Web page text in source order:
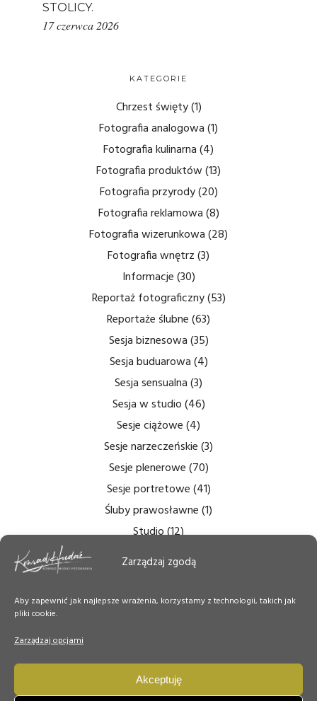
Zarządzaj zgodą
Aby zapewnić jak najlepsze wrażenia, korzystamy z technologii, takich jak
pliki cookie.
Zarządzaj opcjami
Akceptuję
STOLICY.
17 czerwca 2026
KATEGORIE
Chrzest święty(1)
Fotografia analogowa(1)
Fotografia kulinarna(4)
Fotografia produktów(13)
Fotografia przyrody(20)
Fotografia reklamowa(8)
Fotografia wizerunkowa(28)
Fotografia wnętrz(3)
Informacje(30)
Reportaż fotograficzny(53)
Reportaże ślubne(63)
Sesja biznesowa(35)
Sesja buduarowa(4)
Sesja sensualna(3)
Sesja w studio(46)
Sesje ciążowe(4)
Sesje narzeczeńskie(3)
Sesje plenerowe(70)
Sesje portretowe(41)
Śluby prawosławne(1)
Studio(12)
Zdjęcia bezcieniowe
Zdjęcia do dokumentów
Zdjęcia ślubne(14)
Zdjęcie Dnia(50)